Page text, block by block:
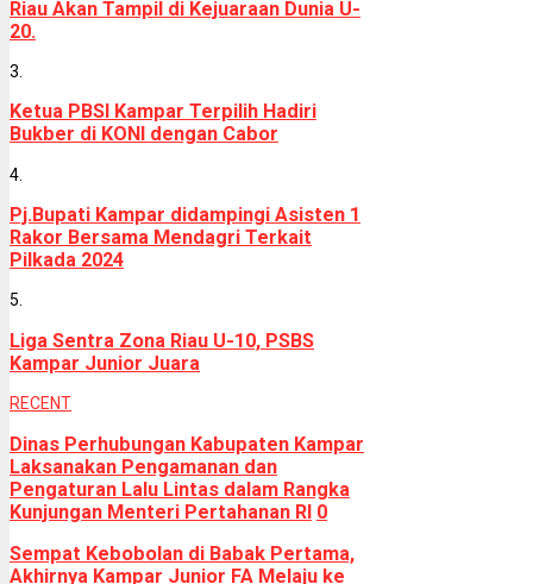
Riau Akan Tampil di Kejuaraan Dunia U-
20.
3.
Ketua PBSI Kampar Terpilih Hadiri
Bukber di KONI dengan Cabor
4.
Pj.Bupati Kampar didampingi Asisten 1
Rakor Bersama Mendagri Terkait
Pilkada 2024
5.
Liga Sentra Zona Riau U-10, PSBS
Kampar Junior Juara
RECENT
Dinas Perhubungan Kabupaten Kampar
Laksanakan Pengamanan dan
Pengaturan Lalu Lintas dalam Rangka
Kunjungan Menteri Pertahanan RI 0
Sempat Kebobolan di Babak Pertama,
Akhirnya Kampar Junior FA Melaju ke